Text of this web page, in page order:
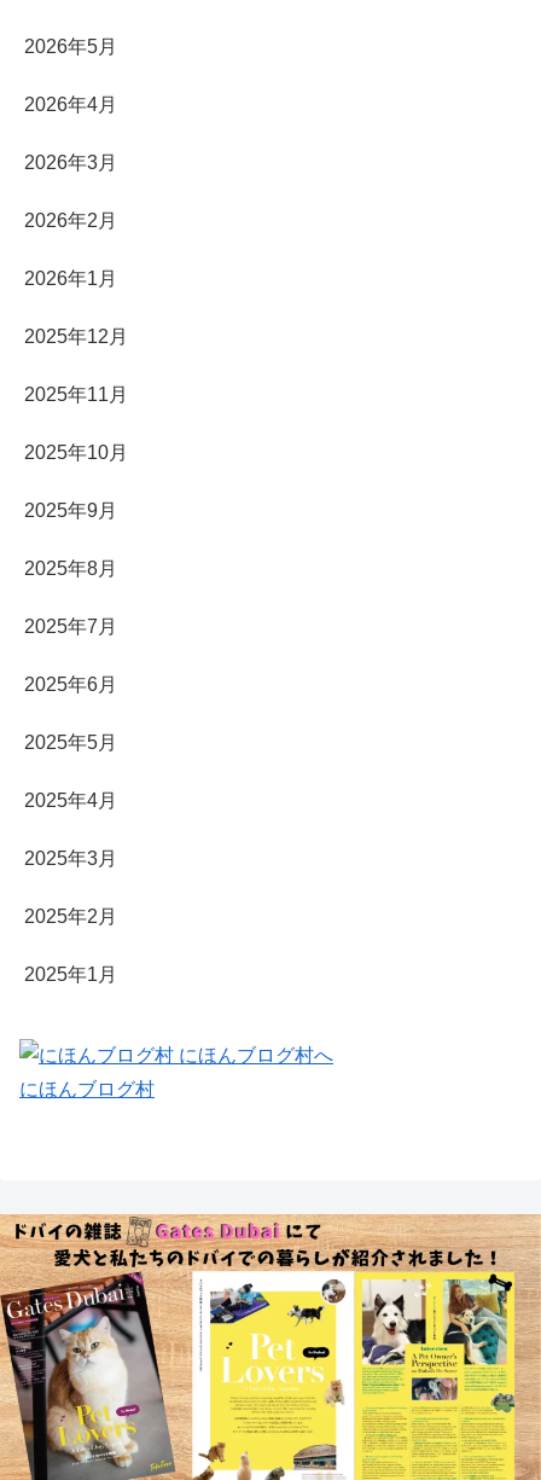
2026年5月
2026年4月
2026年3月
2026年2月
2026年1月
2025年12月
2025年11月
2025年10月
2025年9月
2025年8月
2025年7月
2025年6月
2025年5月
2025年4月
2025年3月
2025年2月
2025年1月
にほんブログ村